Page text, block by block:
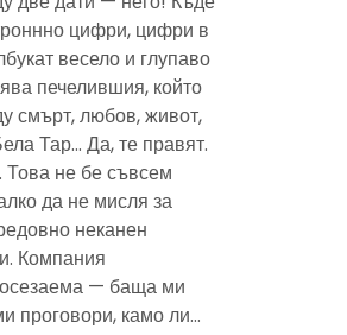
цифри, цифри в
весело и глупаво
печелившия, който
смърт, любов, живот,
Тар… Да, те правят.
Това не бе съвсем
да не мисля за
неканен
Компания
осезаема — баща ми
проговори, камо ли…